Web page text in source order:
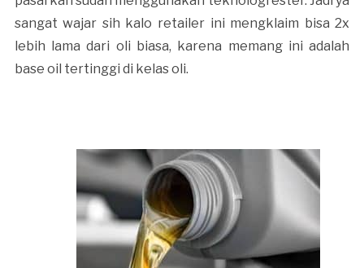
sangat wajar sih kalo retailer ini mengklaim bisa 2x
lebih lama dari oli biasa, karena memang ini adalah
base oil tertinggi di kelas oli.